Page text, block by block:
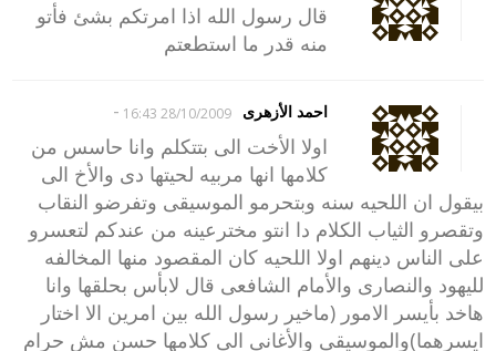
قال رسول الله اذا امرتكم بشئ فأتو
منه قدر ما استطعتم
احمد الأزهرى 28/10/2009 16:43
-
اولا الأخت الى بتتكلم وانا حاسس من
كلامها انها مربيه لحيتها دى والأخ الى
بيقول ان اللحيه سنه وبتحرمو الموسيقى وتفرضو النقاب
وتقصرو الثياب الكلام دا انتو مخترعينه من عندكم لتعسرو
على الناس دينهم اولا اللحيه كان المقصود منها المخالفه
لليهود والنصارى والأمام الشافعى قال لابأس بحلقها وانا
هاخد بأيسر الامور (ماخير رسول الله بين امرين الا اختار
ايسرهما)والموسيقى والأغانى الى كلامها حسن مش حرام